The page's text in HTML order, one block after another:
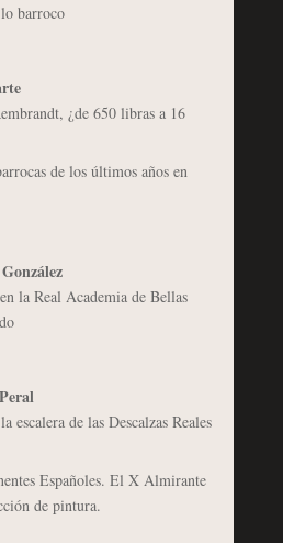
barroco
¿de 650 libras a 16
de los últimos años en
la Real Academia de Bellas
escalera de las Descalzas Reales
Españoles. El X Almirante
de pintura.